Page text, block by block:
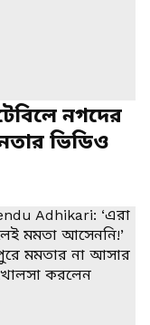
নগদের
ভিডিও